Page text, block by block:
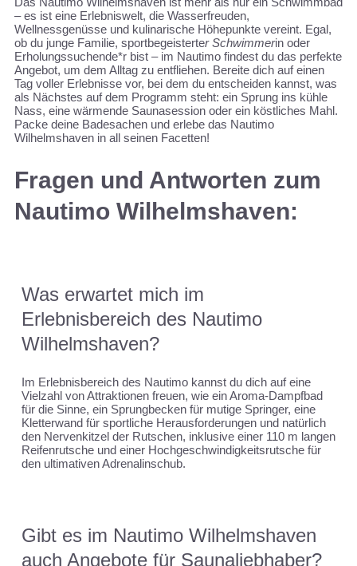
– es ist eine Erlebniswelt, die Wasserfreuden,
Wellnessgenüsse und kulinarische Höhepunkte vereint. Egal,
ob du junge Familie, sportbegeisterter Schwimmerin oder
Erholungssuchende*r bist – im Nautimo findest du das perfekte
Angebot, um dem Alltag zu entfliehen. Bereite dich auf einen
Tag voller Erlebnisse vor, bei dem du entscheiden kannst, was
als Nächstes auf dem Programm steht: ein Sprung ins kühle
Nass, eine wärmende Saunasession oder ein köstliches Mahl.
Packe deine Badesachen und erlebe das Nautimo
Wilhelmshaven in all seinen Facetten!
Fragen und Antworten zum
Nautimo Wilhelmshaven:
Was erwartet mich im
Erlebnisbereich des Nautimo
Wilhelmshaven?
Im Erlebnisbereich des Nautimo kannst du dich auf eine
Vielzahl von Attraktionen freuen, wie ein Aroma-Dampfbad
für die Sinne, ein Sprungbecken für mutige Springer, eine
Kletterwand für sportliche Herausforderungen und natürlich
den Nervenkitzel der Rutschen, inklusive einer 110 m langen
Reifenrutsche und einer Hochgeschwindigkeitsrutsche für
den ultimativen Adrenalinschub.
Gibt es im Nautimo Wilhelmshaven
auch Angebote für Saunaliebhaber?